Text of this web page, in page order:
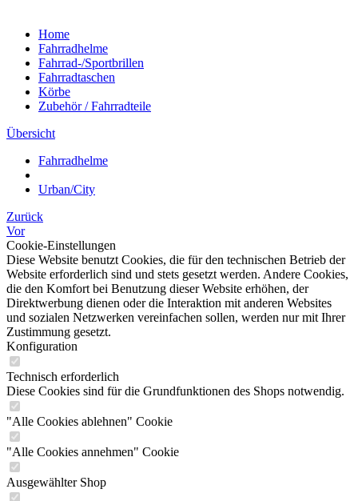
Home
Fahrradhelme
Fahrrad-/Sportbrillen
Fahrradtaschen
Körbe
Zubehör / Fahrradteile
Übersicht
Fahrradhelme
Urban/City
Zurück
Vor
Cookie-Einstellungen
Diese Website benutzt Cookies, die für den technischen Betrieb der
Website erforderlich sind und stets gesetzt werden. Andere Cookies,
die den Komfort bei Benutzung dieser Website erhöhen, der
Direktwerbung dienen oder die Interaktion mit anderen Websites
und sozialen Netzwerken vereinfachen sollen, werden nur mit Ihrer
Zustimmung gesetzt.
Konfiguration
Technisch erforderlich
Diese Cookies sind für die Grundfunktionen des Shops notwendig.
"Alle Cookies ablehnen" Cookie
"Alle Cookies annehmen" Cookie
Ausgewählter Shop